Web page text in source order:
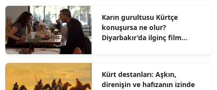
Karın gurultusu Kürtçe
konuşursa ne olur?
Diyarbakır’da ilginç film
Kürt destanları: Aşkın,
direnişin ve hafızanın izinde